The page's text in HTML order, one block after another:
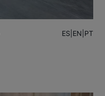
ES EN PT